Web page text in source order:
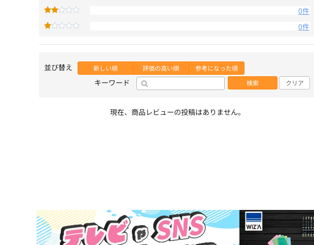
0件
0件
並び替え 新しい順 評価の高い順 参考になった順
キーワード 検索 クリア
現在、商品レビューの投稿はありません。